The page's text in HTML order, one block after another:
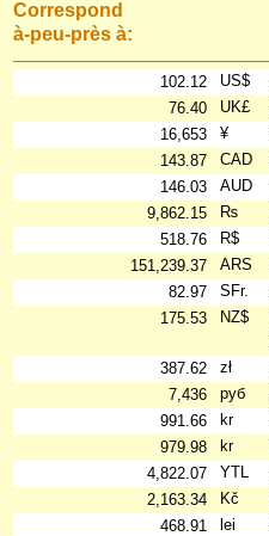
Correspond
à-peu-près à:
102.12 US$
76.40
UK£
16,653
¥
143.87
CAD
146.03
AUD
9,862.15
₨
518.76
R$
151,239.37
ARS
82.97
SFr.
175.53
NZ$
387.62
zł
7,436
руб
991.66
kr
979.98
kr
4,822.07
YTL
2,163.34
Kč
468.91
lei